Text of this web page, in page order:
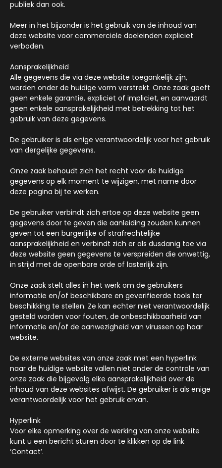
publiek dan ook.
Meer in het bijzonder is het gebruik van de inhoud van
deze website voor commerciële doeleinden expliciet
verboden.
Aansprakelijkheid
Alle gegevens die via deze website toegankelijk zijn,
worden onder de huidige vorm verstrekt. Onze zaak geeft
geen enkele garantie, expliciet of impliciet, en aanvaardt
geen enkele aansprakelijkheid met betrekking tot het
gebruik van deze gegevens.
De gebruiker is als enige verantwoordelijk voor het gebruik
van dergelijke gegevens.
Onze zaak behoudt zich het recht voor de huidige
gegevens op elk moment te wijzigen, met name door
deze pagina bij te werken.
De gebruiker verbindt zich ertoe op deze website geen
gegevens door te geven die aanleiding zouden kunnen
geven tot een burgerlijke of strafrechtelijke
aansprakelijkheid en verbindt zich er als dusdanig toe via
deze website geen gegevens te verspreiden die onwettig,
in strijd met de openbare orde of lasterlijk zijn.
Onze zaak stelt alles in het werk om de gebruikers
informatie en/of beschikbare en geverifieerde tools ter
beschikking te stellen. Ze kan echter niet verantwoordelijk
gesteld worden voor fouten, de onbeschikbaarheid van
informatie en/of de aanwezigheid van virussen op haar
website.
De externe websites van onze zaak met een hyperlink
naar de huidige website vallen niet onder de controle van
onze zaak die bijgevolg elke aansprakelijkheid over de
inhoud van deze websites afwijst. De gebruiker is als enige
verantwoordelijk voor het gebruik ervan.
Hyperlink
Voor elke opmerking over de werking van onze website
kunt u een bericht sturen door te klikken op de link
‘Contact’.